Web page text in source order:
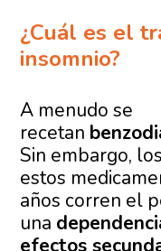
¿Cuál es el
insomnio?
A menudo se
recetan
Sin embargo,
estos
años corren el
una
efectos